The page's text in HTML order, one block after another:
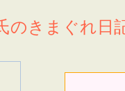
のきまぐれ日